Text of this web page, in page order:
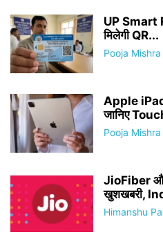
UP Smart
मिलेगी QR...
Pooja Mishra
Apple iPad
जानिए
Pooja Mishra
JioFiber
खुशखबरी,
Himanshu